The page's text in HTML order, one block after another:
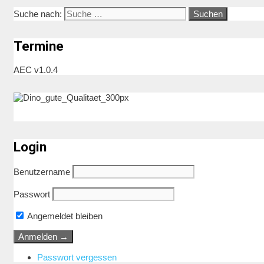
Suche nach:
Termine
AEC v1.0.4
Login
Benutzername
Passwort
Angemeldet bleiben
Passwort vergessen